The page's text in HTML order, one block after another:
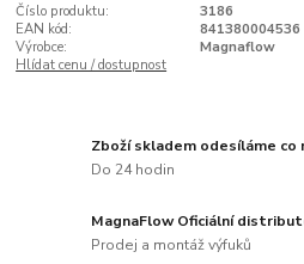
Číslo produktu:
3186
EAN kód:
841380004536
Výrobce:
Magnaflow
Hlídat cenu / dostupnost
Zboží skladem odesíláme co
Do 24 hodin
MagnaFlow Oficiální
Prodej a montáž výfuků